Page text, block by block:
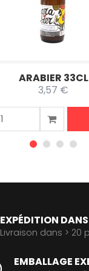
ARABIER 33CL
3,57 €
EXPÉDITION
Livraison dans > 20
EMBALLAGE